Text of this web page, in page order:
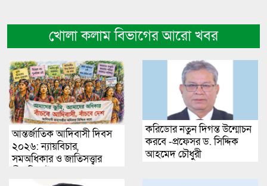
খোলা কলাম বিভাগের আরো খবর
আন্তর্জাতিক আদিবাসী দিবস
২০২৬: ন্যায়বিচার,
সমঅধিকার ও জাতিসত্ত্বার
করিডোর নতুন দিগন্ত উন্মোচন
করবে -প্রফেসর ড. সিদ্দিক
আহমেদ চৌধুরী